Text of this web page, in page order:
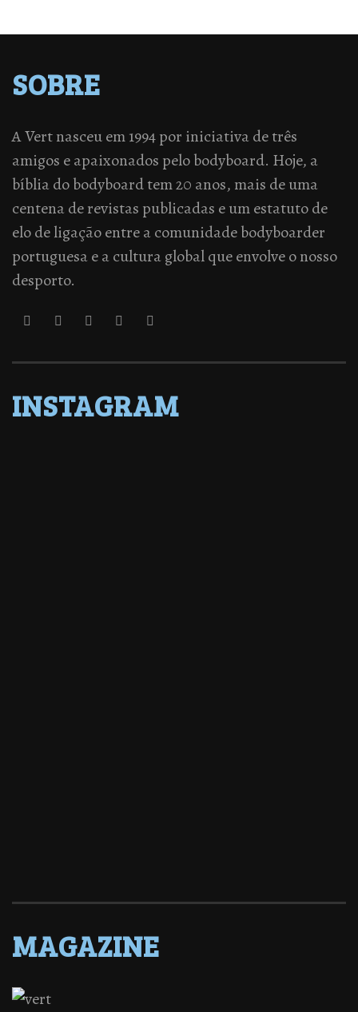
SOBRE
A Vert nasceu em 1994 por iniciativa de três
amigos e apaixonados pelo bodyboard. Hoje, a
bíblia do bodyboard tem 20 anos, mais de uma
centena de revistas publicadas e um estatuto de
elo de ligação entre a comunidade bodyboarder
portuguesa e a cultura global que envolve o nosso
desporto.
INSTAGRAM
MAGAZINE